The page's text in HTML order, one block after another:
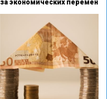
за экономических перемен